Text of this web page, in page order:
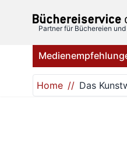
Partner für Büchereien
Home Das